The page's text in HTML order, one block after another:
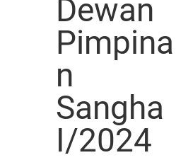
Dewan
Pimpina
n
Sangha
I/2024